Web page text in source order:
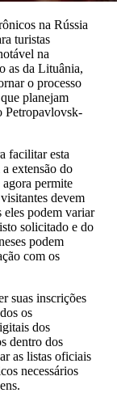
na Rússia
turistas
na
as da Lituânia,
o processo
planejam
Petropavlovsk-
facilitar esta
extensão do
permite
devem
podem variar
solicitado e do
podem
com os
suas inscrições
os
dos
dentro dos
as listas oficiais
necessários